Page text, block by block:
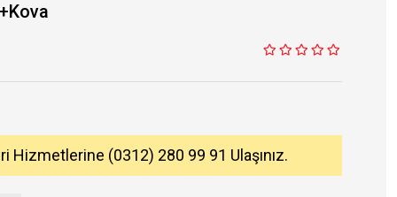
Hizmetlerine (0312) 280 99 91 Ulaşınız.